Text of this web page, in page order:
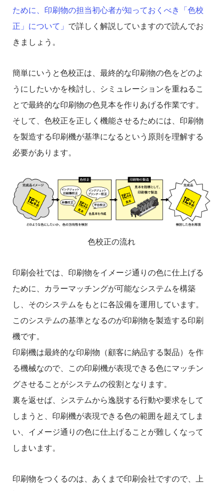
ために、印刷物の担当初心者が知っておくべき「色校
正」について」 で詳しく解説していますので読んでお
きましょう。
簡単にいうと色校正は、最終的な印刷物の色をどのよ
うにしたいかを検討し、シミュレーションを重ねるこ
とで最終的な印刷物の色見本を作りあげる作業です。
そして、色校正を正しく機能させるためには、印刷物
を製造する印刷機が基準になるという原則を理解する
必要があります。
色校正の流れ
印刷会社では、印刷物をイメージ通りの色に仕上げる
ために、カラーマッチングが可能なシステムを構築
し、そのシステムをもとに各設備を運用しています。
このシステムの基準となるのが印刷物を製造する印刷
機です。
印刷機は最終的な印刷物（顧客に納品する製品）を作
る機械なので、この印刷機が表現できる色にマッチン
グさせることがシステムの役割となります。
裏を返せば、システムから逸脱する行動や要求をして
しまうと、印刷機が表現できる色の範囲を超えてしま
い、イメージ通りの色に仕上げることが難しくなって
しまいます。
印刷物をつくるのは、あくまで印刷会社ですので、上